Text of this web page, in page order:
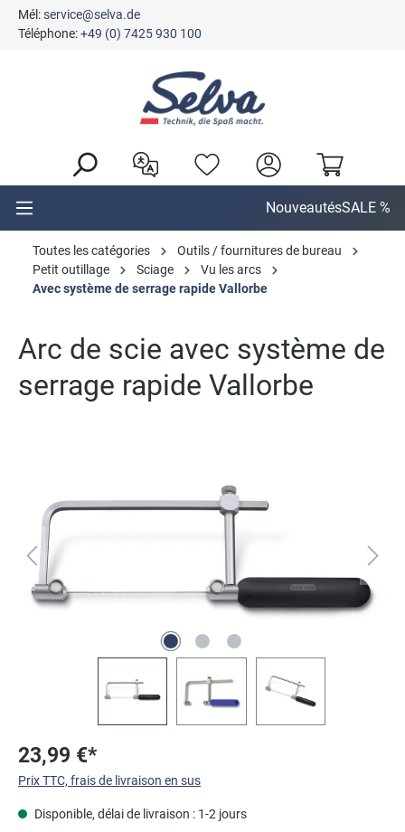
principal
Mél:service@selva.de
Téléphone:+49 (0) 7425 930 100
NouveautésSALE %
Toutes les catégories
Outils / fournitures de bureau
Petit outillage
Sciage
Vu les arcs
Avec système de serrage rapide Vallorbe
Arc de scie avec système de
serrage rapide Vallorbe
23,99 €*
Prix TTC, frais de livraison en sus
Disponible, délai de livraison : 1-2 jours